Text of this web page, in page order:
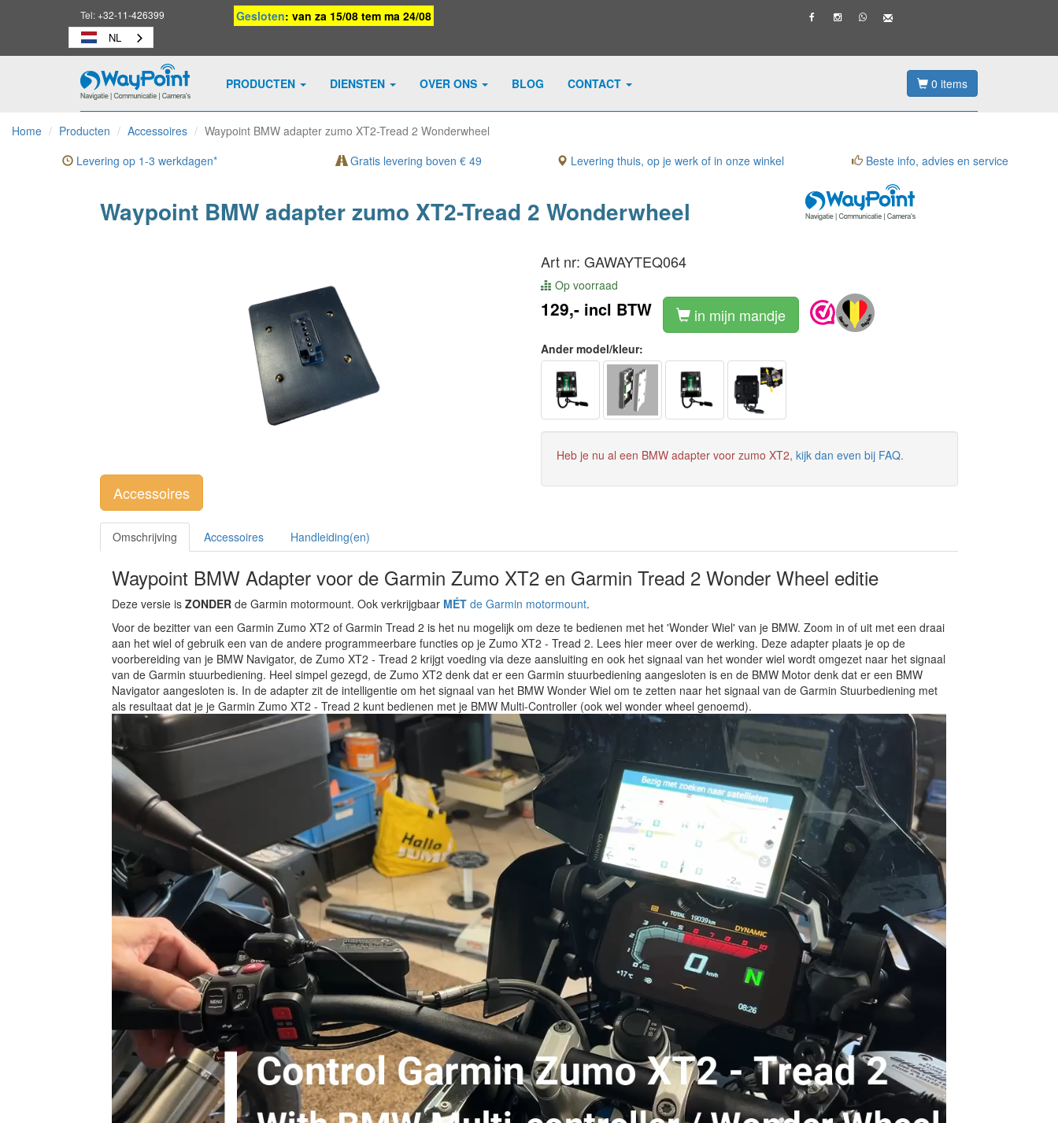
Tel:+32-11-426399 Gesloten: van za 15/08 tem ma 24/08
NL
Waypoint
-
naar
homepage
PRODUCTEN DIENSTEN OVER ONS BLOG CONTACT 0 items
Home Producten Accessoires
Waypoint BMW adapter zumo XT2-Tread 2 Wonderwheel
Levering op 1-3 werkdagen*
Gratis levering boven € 49 Levering thuis, op je werk of in onze winkel Beste info, advies en service
Waypoint BMW adapter zumo XT2-Tread 2 Wonderwheel
Accessoires
Art nr: GAWAYTEQ064
Op voorraad
129,- incl BTW in mijn mandje
Ander model/kleur:
Heb je nu al een BMW adapter voor zumo XT2, kijk dan even bij FAQ.
Omschrijving Accessoires Handleiding(en)
Waypoint BMW Adapter voor de Garmin Zumo XT2 en Garmin Tread 2 Wonder Wheel editie
Deze versie is ZONDER de Garmin motormount. Ook verkrijgbaar MÉT de Garmin motormount.
Voor de bezitter van een Garmin Zumo XT2 of Garmin Tread 2 is het nu mogelijk om deze te bedienen met het 'Wonder Wiel' van je BMW. Zoom in of uit met een draai
aan het wiel of gebruik een van de andere programmeerbare functies op je Zumo XT2 - Tread 2. Lees hier meer over de werking. Deze adapter plaats je op de
voorbereiding van je BMW Navigator, de Zumo XT2 - Tread 2 krijgt voeding via deze aansluiting en ook het signaal van het wonder wiel wordt omgezet naar het signaal
van de Garmin stuurbediening. Heel simpel gezegd, de Zumo XT2 denk dat er een Garmin stuurbediening aangesloten is en de BMW Motor denk dat er een BMW
Navigator aangesloten is. In de adapter zit de intelligentie om het signaal van het BMW Wonder Wiel om te zetten naar het signaal van de Garmin Stuurbediening met
als resultaat dat je je Garmin Zumo XT2 - Tread 2 kunt bedienen met je BMW Multi-Controller (ook wel wonder wheel genoemd).